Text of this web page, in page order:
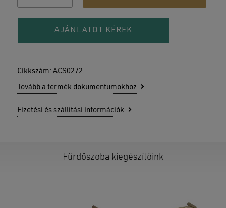
AJÁNLATOT KÉREK
Cikkszám: ACS0272
Tovább a termék dokumentumokhoz
Fizetési és szállítási információk
Fürdőszoba kiegészítőink